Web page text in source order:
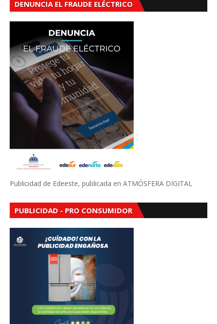
DENUNCIA EL FRAUDE ELÉCTRICO
Publicidad de Edeeste, publicada en ATMÓSFERA DIGITAL
PUBLICIDAD - PRO CONSUMIDOR